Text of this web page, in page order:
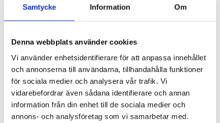
Samtycke Information Om
Denna webbplats använder cookies
Vi använder enhetsidentifierare för att anpassa innehållet
och annonserna till användarna, tillhandahålla funktioner
för sociala medier och analysera vår trafik. Vi
vidarebefordrar även sådana identifierare och annan
information från din enhet till de sociala medier och
annons- och analysföretag som vi samarbetar med.